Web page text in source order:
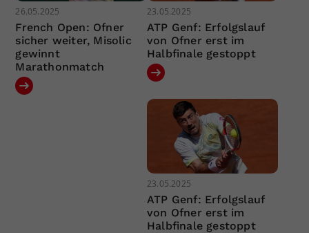
26.05.2025
French Open: Ofner
sicher weiter, Misolic
gewinnt
Marathonmatch
23.05.2025
ATP Genf: Erfolgslauf
von Ofner erst im
Halbfinale gestoppt
23.05.2025
ATP Genf: Erfolgslauf
von Ofner erst im
Halbfinale gestoppt